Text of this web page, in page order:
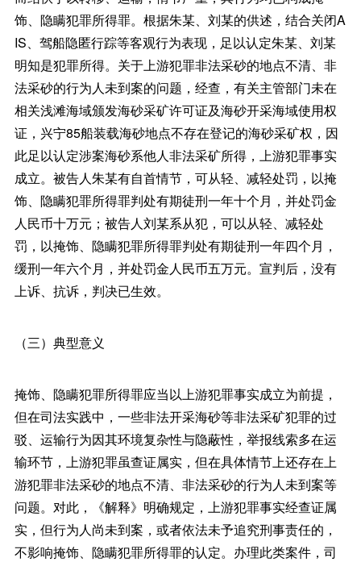
饰、隐瞒犯罪所得罪。根据朱某、刘某的供述，结合关闭A
IS、驾船隐匿行踪等客观行为表现，足以认定朱某、刘某
明知是犯罪所得。关于上游犯罪非法采砂的地点不清、非
法采砂的行为人未到案的问题，经查，有关主管部门未在
相关浅滩海域颁发海砂采矿许可证及海砂开采海域使用权
证，兴宁85船装载海砂地点不存在登记的海砂采矿权，因
此足以认定涉案海砂系他人非法采矿所得，上游犯罪事实
成立。被告人朱某有自首情节，可从轻、减轻处罚，以掩
饰、隐瞒犯罪所得罪判处有期徒刑一年十个月，并处罚金
人民币十万元；被告人刘某系从犯，可以从轻、减轻处
罚，以掩饰、隐瞒犯罪所得罪判处有期徒刑一年四个月，
缓刑一年六个月，并处罚金人民币五万元。宣判后，没有
上诉、抗诉，判决已生效。
（三）典型意义
掩饰、隐瞒犯罪所得罪应当以上游犯罪事实成立为前提，
但在司法实践中，一些非法开采海砂等非法采矿犯罪的过
驳、运输行为因其环境复杂性与隐蔽性，举报线索多在运
输环节，上游犯罪虽查证属实，但在具体情节上还存在上
游犯罪非法采砂的地点不清、非法采砂的行为人未到案等
问题。对此，《解释》明确规定，上游犯罪事实经查证属
实，但行为人尚未到案，或者依法未予追究刑事责任的，
不影响掩饰、隐瞒犯罪所得罪的认定。办理此类案件，司